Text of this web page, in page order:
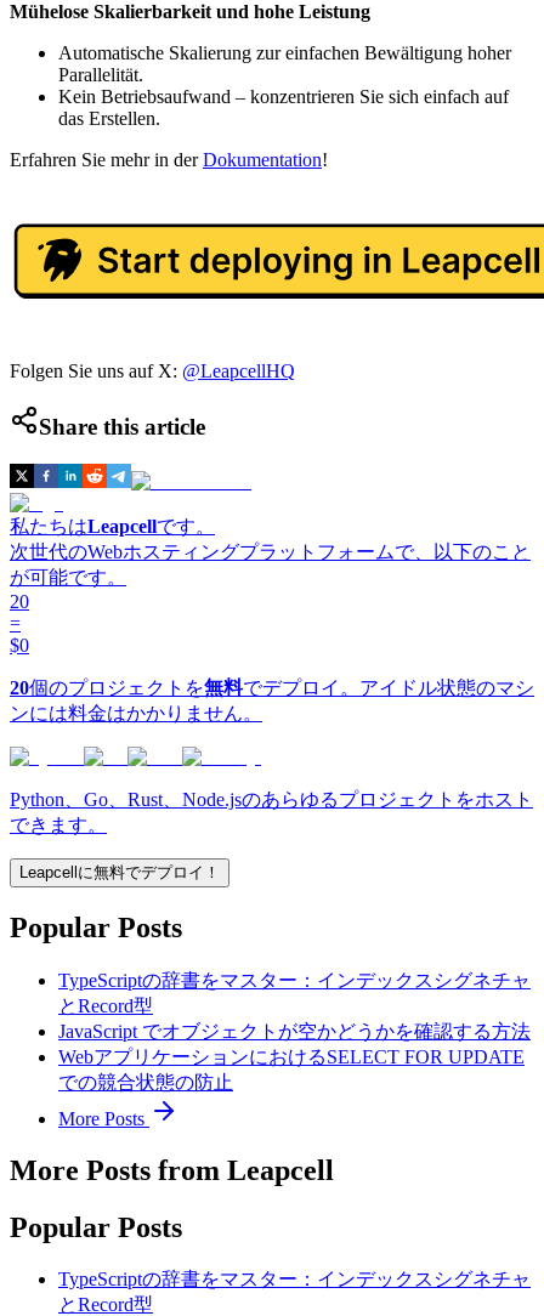
Mühelose Skalierbarkeit und hohe Leistung
Automatische Skalierung zur einfachen Bewältigung hoher
Parallelität.
Kein Betriebsaufwand – konzentrieren Sie sich einfach auf
das Erstellen.
Erfahren Sie mehr in derDokumentation!
Folgen Sie uns auf X: @LeapcellHQ
Share this article
私たちはLeapcellです。
次世代のWebホスティングプラットフォームで、以下のこと
が可能です。
20
=
$0
20個のプロジェクトを無料でデプロイ。アイドル状態のマシ
ンには料金はかかりません。
Python、Go、Rust、Node.jsのあらゆるプロジェクトをホスト
できます。
Leapcellに無料でデプロイ！
Popular Posts
TypeScriptの辞書をマスター：インデックスシグネチャ
とRecord型
JavaScript でオブジェクトが空かどうかを確認する方法
WebアプリケーションにおけるSELECT FOR UPDATE
での競合状態の防止
More Posts
More Posts from Leapcell
Popular Posts
TypeScriptの辞書をマスター：インデックスシグネチャ
とRecord型